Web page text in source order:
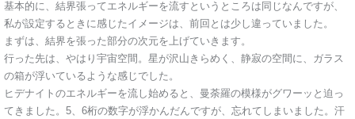
基本的に、結界張ってエネルギーを流すというところは同じなんですが、
私が設定するときに感じたイメージは、前回とは少し違っていました。
まずは、結界を張った部分の次元を上げていきます。
行った先は、やはり宇宙空間。星が沢山きらめく、静寂の空間に、ガラス
の箱が浮いているような感じでした。
ヒデナイトのエネルギーを流し始めると、曼荼羅の模様がグワーッと迫っ
てきました。5、6桁の数字が浮かんだんですが、忘れてしまいました。汗